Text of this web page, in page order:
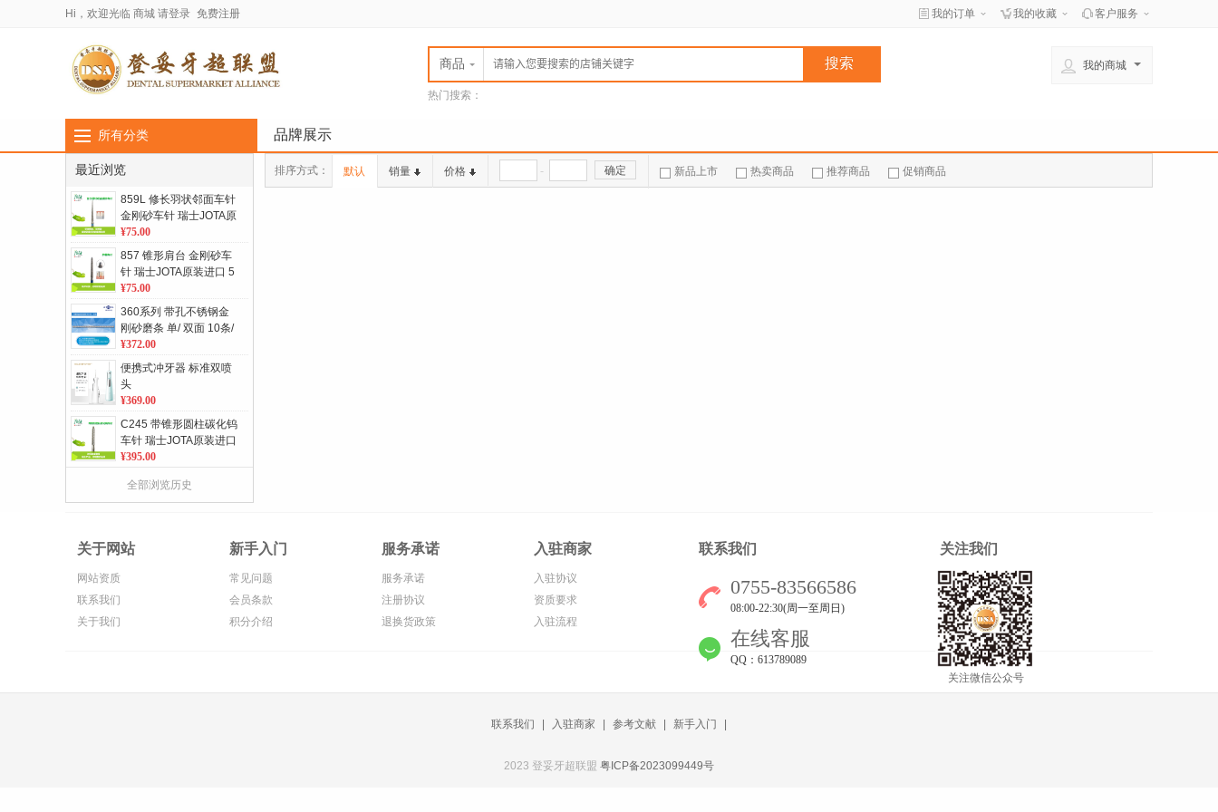
Hi，欢迎光临 商城 请登录 免费注册 我的订单 我的收藏 客户服务
商品
热门搜索：
我的商城
所有分类 品牌展示
最近浏览
859L 修长羽状邻面车针
金刚砂车针 瑞士JOTA原
装进口 5支/板 单位：板
¥75.00
857 锥形肩台 金刚砂车
针 瑞士JOTA原装进口 5
支/板 单位：板
¥75.00
360系列 带孔不锈钢金
刚砂磨条 单/ 双面 10条/
包
¥372.00
便携式冲牙器 标准双喷
头
¥369.00
C245 带锥形圆柱碳化钨
车针 瑞士JOTA原装进口
5支/板 单位：板
¥395.00
277 微粒长颈 金刚砂球
JOTA原装进口 2支/板 单
砂车针 瑞士JOTA原装进
全部浏览历史
排序方式： 默认 销量 价格 - 确定 新品上市 热卖商品 推荐商品 促销商品
关于网站
网站资质
联系我们
关于我们
新手入门
常见问题
会员条款
积分介绍
服务承诺
服务承诺
注册协议
退换货政策
入驻商家
入驻协议
资质要求
入驻流程
联系我们
0755-83566586
08:00-22:30(周一至周日)
在线客服
QQ：613789089
关注我们
关注微信公众号
联系我们 入驻商家 参考文献 新手入门
2023 登妥牙超联盟 粤ICP备2023099449号